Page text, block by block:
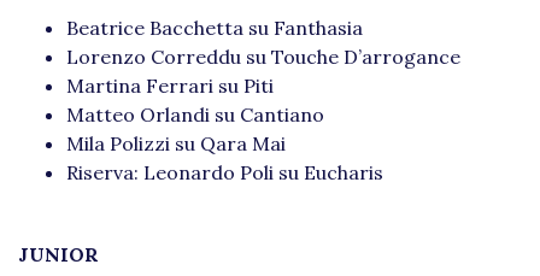
Beatrice Bacchetta su Fanthasia
Lorenzo Correddu su Touche D’arrogance
Martina Ferrari su Piti
Matteo Orlandi su Cantiano
Mila Polizzi su Qara Mai
Riserva: Leonardo Poli su Eucharis
JUNIOR